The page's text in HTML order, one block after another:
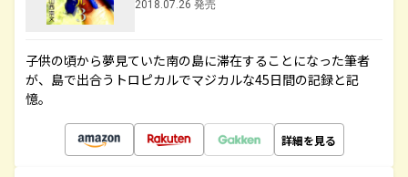
2018.07.26 発売
子供の頃から夢見ていた南の島に滞在することになった筆者
が、島で出合うトロピカルでマジカルな45日間の記録と記
憶。
詳細を見る